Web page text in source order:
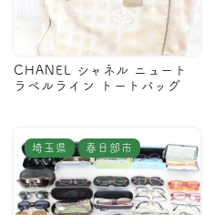
CHANEL シャネル ニュート
ラベルライン トートバッグ
埼玉県 春日部市